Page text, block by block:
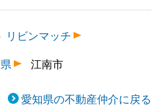
リビンマッチ
江南市
愛知県の不動産仲介に戻る